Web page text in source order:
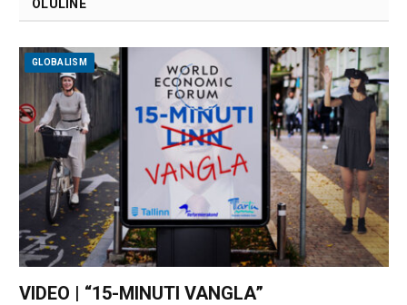
OLULINE
GLOBALISM
VIDEO | “15-MINUTI VANGLA”